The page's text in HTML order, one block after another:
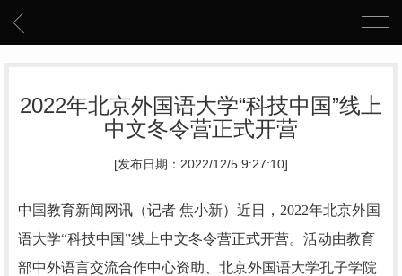
2022年北京外国语大学“科技中国”线上
中文冬令营正式开营
[发布日期：2022/12/5 9:27:10]
中国教育新闻网讯（记者 焦小新）近日
，2022年北京外国
语大学“科技中国”线上中文冬令营正式开营。活动由教育
部中外语言交流合作中心资助、北京外国语大学孔子学院